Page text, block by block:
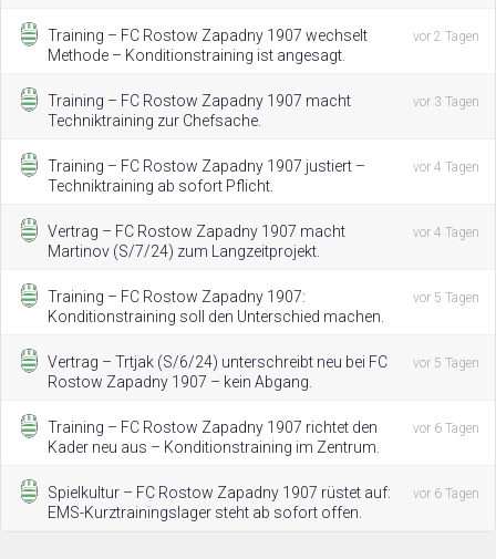
Training – FC Rostow Zapadny 1907 wechselt
Methode – Konditionstraining ist angesagt.
vor 2 Tagen
Training – FC Rostow Zapadny 1907 macht
Techniktraining zur Chefsache.
vor 3 Tagen
Training – FC Rostow Zapadny 1907 justiert –
Techniktraining ab sofort Pflicht.
vor 4 Tagen
Vertrag – FC Rostow Zapadny 1907 macht
Martinov (S/7/24) zum Langzeitprojekt.
vor 4 Tagen
Training – FC Rostow Zapadny 1907:
Konditionstraining soll den Unterschied machen.
vor 5 Tagen
Vertrag – Trtjak (S/6/24) unterschreibt neu bei FC
Rostow Zapadny 1907 – kein Abgang.
vor 5 Tagen
Training – FC Rostow Zapadny 1907 richtet den
Kader neu aus – Konditionstraining im Zentrum.
vor 6 Tagen
Spielkultur – FC Rostow Zapadny 1907 rüstet auf:
EMS-Kurztrainingslager steht ab sofort offen.
vor 6 Tagen